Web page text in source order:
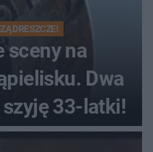
DRESZCZE!
sceny na
Dwa
szyję 33-latki!